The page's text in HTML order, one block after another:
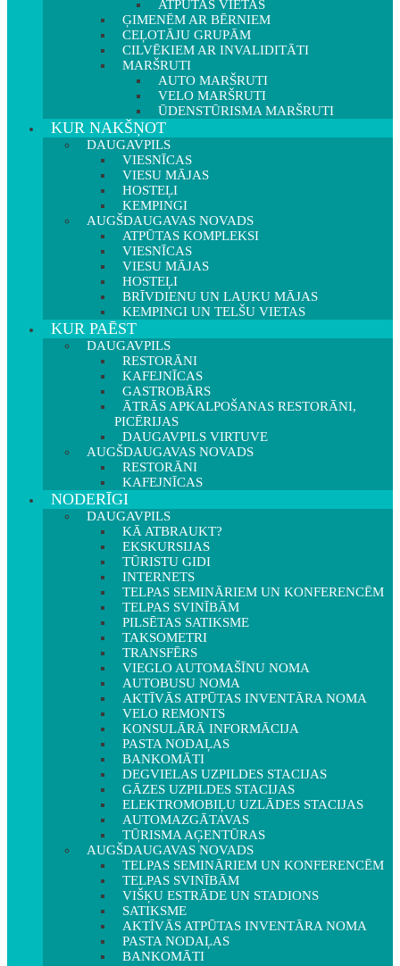
ATPŪTAS VIETAS
ĢIMENĒM AR BĒRNIEM
CEĻOTĀJU GRUPĀM
CILVĒKIEM AR INVALIDITĀTI
MARŠRUTI
AUTO MARŠRUTI
VELO MARŠRUTI
ŪDENSTŪRISMA MARŠRUTI
KUR NAKŠŅOT
DAUGAVPILS
VIESNĪCAS
VIESU MĀJAS
HOSTEĻI
KEMPINGI
AUGŠDAUGAVAS NOVADS
ATPŪTAS KOMPLEKSI
VIESNĪCAS
VIESU MĀJAS
HOSTEĻI
BRĪVDIENU UN LAUKU MĀJAS
KEMPINGI UN TELŠU VIETAS
KUR PAĒST
DAUGAVPILS
RESTORĀNI
KAFEJNĪCAS
GASTROBĀRS
ĀTRĀS APKALPOŠANAS RESTORĀNI,
PICĒRIJAS
DAUGAVPILS VIRTUVE
AUGŠDAUGAVAS NOVADS
RESTORĀNI
KAFEJNĪCAS
NODERĪGI
DAUGAVPILS
KĀ ATBRAUKT?
EKSKURSIJAS
TŪRISTU GIDI
INTERNETS
TELPAS SEMINĀRIEM UN KONFERENCĒM
TELPAS SVINĪBĀM
PILSĒTAS SATIKSME
TAKSOMETRI
TRANSFĒRS
VIEGLO AUTOMAŠĪNU NOMA
AUTOBUSU NOMA
AKTĪVĀS ATPŪTAS INVENTĀRA NOMA
VELO REMONTS
KONSULĀRĀ INFORMĀCIJA
PASTA NODAĻAS
BANKOMĀTI
DEGVIELAS UZPILDES STACIJAS
GĀZES UZPILDES STACIJAS
ELEKTROMOBIĻU UZLĀDES STACIJAS
AUTOMAZGĀTAVAS
TŪRISMA AĢENTŪRAS
AUGŠDAUGAVAS NOVADS
TELPAS SEMINĀRIEM UN KONFERENCĒM
TELPAS SVINĪBĀM
VIŠĶU ESTRĀDE UN STADIONS
SATIKSME
AKTĪVĀS ATPŪTAS INVENTĀRA NOMA
PASTA NODAĻAS
BANKOMĀTI